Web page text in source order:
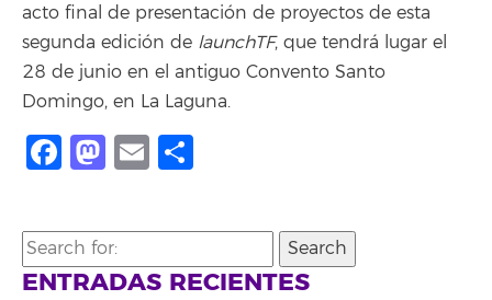
acto final de presentación de proyectos de esta
segunda edición de launchTF, que tendrá lugar el
28 de junio en el antiguo Convento Santo
Domingo, en La Laguna.
Facebook
Mastodon
Email
Search
for:
ENTRADAS RECIENTES